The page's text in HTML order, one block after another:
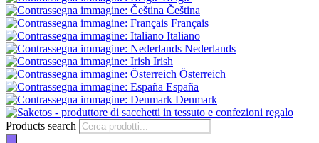
Čeština
Français
Italiano
Nederlands
Irish
Österreich
España
Denmark
Products search